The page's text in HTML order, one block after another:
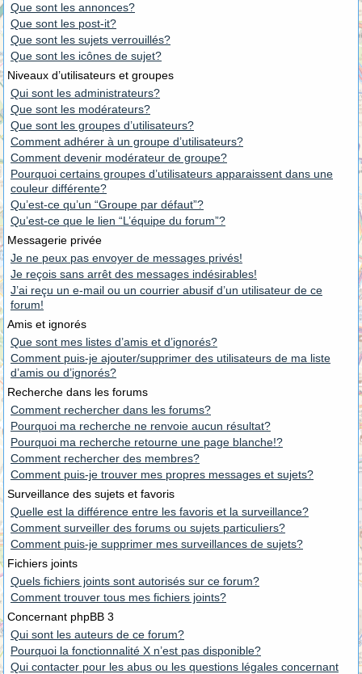
Que sont les annonces?
Que sont les post-it?
Que sont les sujets verrouillés?
Que sont les icônes de sujet?
Niveaux d’utilisateurs et groupes
Qui sont les administrateurs?
Que sont les modérateurs?
Que sont les groupes d’utilisateurs?
Comment adhérer à un groupe d’utilisateurs?
Comment devenir modérateur de groupe?
Pourquoi certains groupes d’utilisateurs apparaissent dans une
couleur différente?
Qu’est-ce qu’un “Groupe par défaut”?
Qu’est-ce que le lien “L’équipe du forum”?
Messagerie privée
Je ne peux pas envoyer de messages privés!
Je reçois sans arrêt des messages indésirables!
J’ai reçu un e-mail ou un courrier abusif d’un utilisateur de ce
forum!
Amis et ignorés
Que sont mes listes d’amis et d’ignorés?
Comment puis-je ajouter/supprimer des utilisateurs de ma liste
d’amis ou d’ignorés?
Recherche dans les forums
Comment rechercher dans les forums?
Pourquoi ma recherche ne renvoie aucun résultat?
Pourquoi ma recherche retourne une page blanche!?
Comment rechercher des membres?
Comment puis-je trouver mes propres messages et sujets?
Surveillance des sujets et favoris
Quelle est la différence entre les favoris et la surveillance?
Comment surveiller des forums ou sujets particuliers?
Comment puis-je supprimer mes surveillances de sujets?
Fichiers joints
Quels fichiers joints sont autorisés sur ce forum?
Comment trouver tous mes fichiers joints?
Concernant phpBB 3
Qui sont les auteurs de ce forum?
Pourquoi la fonctionnalité X n’est pas disponible?
Qui contacter pour les abus ou les questions légales concernant